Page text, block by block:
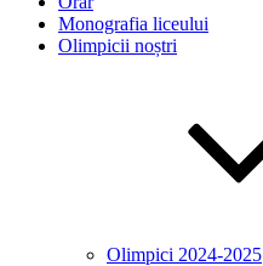
Monografia liceului
Olimpicii noștri
Olimpici 2024-2025